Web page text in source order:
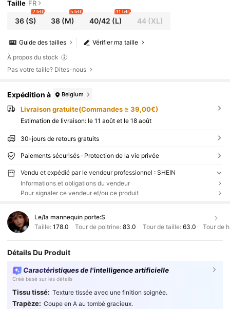
Taille FR
36(S)
2 left
38 (M)
5 left
40/42 (L)
11 left
44(XL)
Vérifier ma taille
Guide des tailles
À propos du stock
Pas votre taille? Dites-nous
Expédition à Belgium
Livraison gratuite(Commandes ≥ 39,00€)
Estimation de livraison: le 11 août et le 18 août
30-jours de retours gratuits
Paiements sécurisés · Protection de la vie privée
Vendu et expédié par le vendeur professionnel : SHEIN
Informations et obligations du vendeur
Pour signaler ce vendeur et/ou ce produit
Le/la mannequin porte:S
Taille: 178.0 Tour de poitrine:83.0 Tour de taille: 63.0 Tour de
Détails Du Produit
Caractéristiques de l'intelligence artificielle
Créé basé sur les détails
Tissu tissé: Texture tissée avec une finition soignée.
Trapèze: Coupe en A au tombé gracieux.